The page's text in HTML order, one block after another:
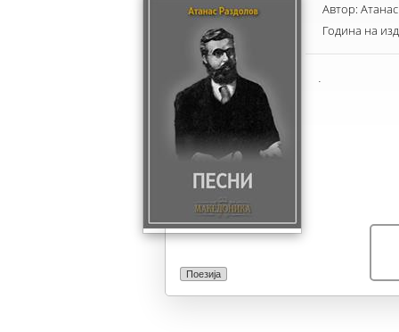
Поезија
Автор:
Година на
.